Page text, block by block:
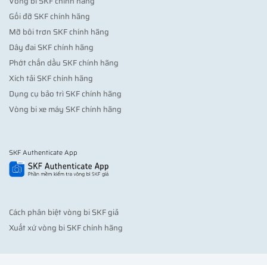
Gối đỡ SKF chính hãng
Mỡ bôi trơn SKF chính hãng
Dây đai SKF chính hãng
Phớt chắn dầu SKF chính hãng
Xích tải SKF chính hãng
Dụng cụ bảo trì SKF chính hãng
Vòng bi xe máy SKF chính hãng
SKF Authenticate App
Cách phân biệt vòng bi SKF giả
Xuất xứ vòng bi SKF chính hãng